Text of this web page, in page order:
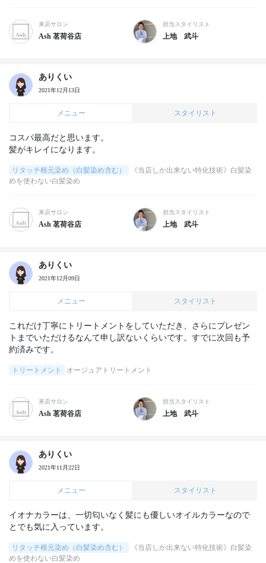
来店サロン
Ash 茗荷谷店
担当スタイリスト
上地 武斗
ありくい
2021年12月13日
メニュー スタイリスト
コスパ最高だと思います。
髪がキレイになります。
リタッチ根元染め（白髪染め含む）
《当店しか出来ない特化技術》白髪染
めを使わない白髪染め
来店サロン
Ash 茗荷谷店
担当スタイリスト
上地 武斗
ありくい
2021年12月09日
メニュー スタイリスト
これだけ丁寧にトリートメントをしていただき、さらにプレゼン
トまでいただけるなんて申し訳ないくらいです。すでに次回も予
約済みです。
トリートメント オージュアトリートメント
来店サロン
Ash 茗荷谷店
担当スタイリスト
上地 武斗
ありくい
2021年11月22日
メニュー スタイリスト
イオナカラーは、一切匂いなく髪にも優しいオイルカラーなので
リタッチ根元染め（白髪染め含む）
《当店しか出来ない特化技術》白髪染
めを使わない白髪染め